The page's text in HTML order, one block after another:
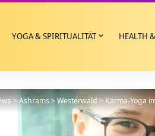
YOGA & SPIRITUALITÄT HEALTH
>Ashrams>Westerwald>Karma-Yoga